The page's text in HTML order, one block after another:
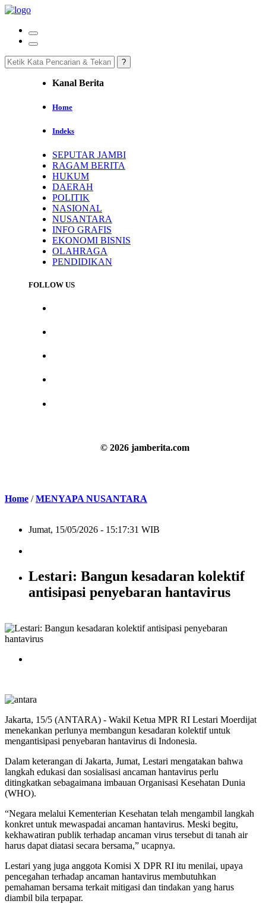
Kanal Berita
Home
Indeks
SEPUTAR JAMBI
RAGAM BERITA
HUKUM
DAERAH
POLITIK
NASIONAL
NUSANTARA
INFO GRAFIS
EKONOMI BISNIS
OLAHRAGA
PENDIDIKAN
FOLLOW US
© 2026 jamberita.com
Home /MENYAPA NUSANTARA
Jumat, 15/05/2026 - 15:17:31 WIB
Lestari: Bangun kesadaran kolektif
antisipasi penyebaran hantavirus
Jakarta, 15/5 (ANTARA) - Wakil Ketua MPR RI Lestari Moerdijat
menekankan perlunya membangun kesadaran kolektif untuk
mengantisipasi penyebaran hantavirus di Indonesia.
Dalam keterangan di Jakarta, Jumat, Lestari mengatakan bahwa
langkah edukasi dan sosialisasi ancaman hantavirus perlu
ditingkatkan sebagaimana imbauan Organisasi Kesehatan Dunia
(WHO).
“Negara melalui Kementerian Kesehatan telah mengambil langkah
konkret untuk mewaspadai ancaman hantavirus. Meski begitu,
kekhawatiran publik terhadap ancaman virus tersebut di tanah air
harus dapat diatasi secara bersama,” ucapnya.
Lestari yang juga anggota Komisi X DPR RI itu menilai, upaya
pencegahan terhadap ancaman hantavirus membutuhkan
pemahaman bersama terkait mitigasi dan tindakan yang harus
diambil bila terpapar.